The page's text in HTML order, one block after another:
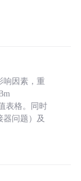
响因素，重
表格。同时
问题）及